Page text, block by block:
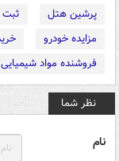
پرشین هتل
ثبت
مزایده خودرو
فروشنده مواد شیمیایی
نظر شما
نام